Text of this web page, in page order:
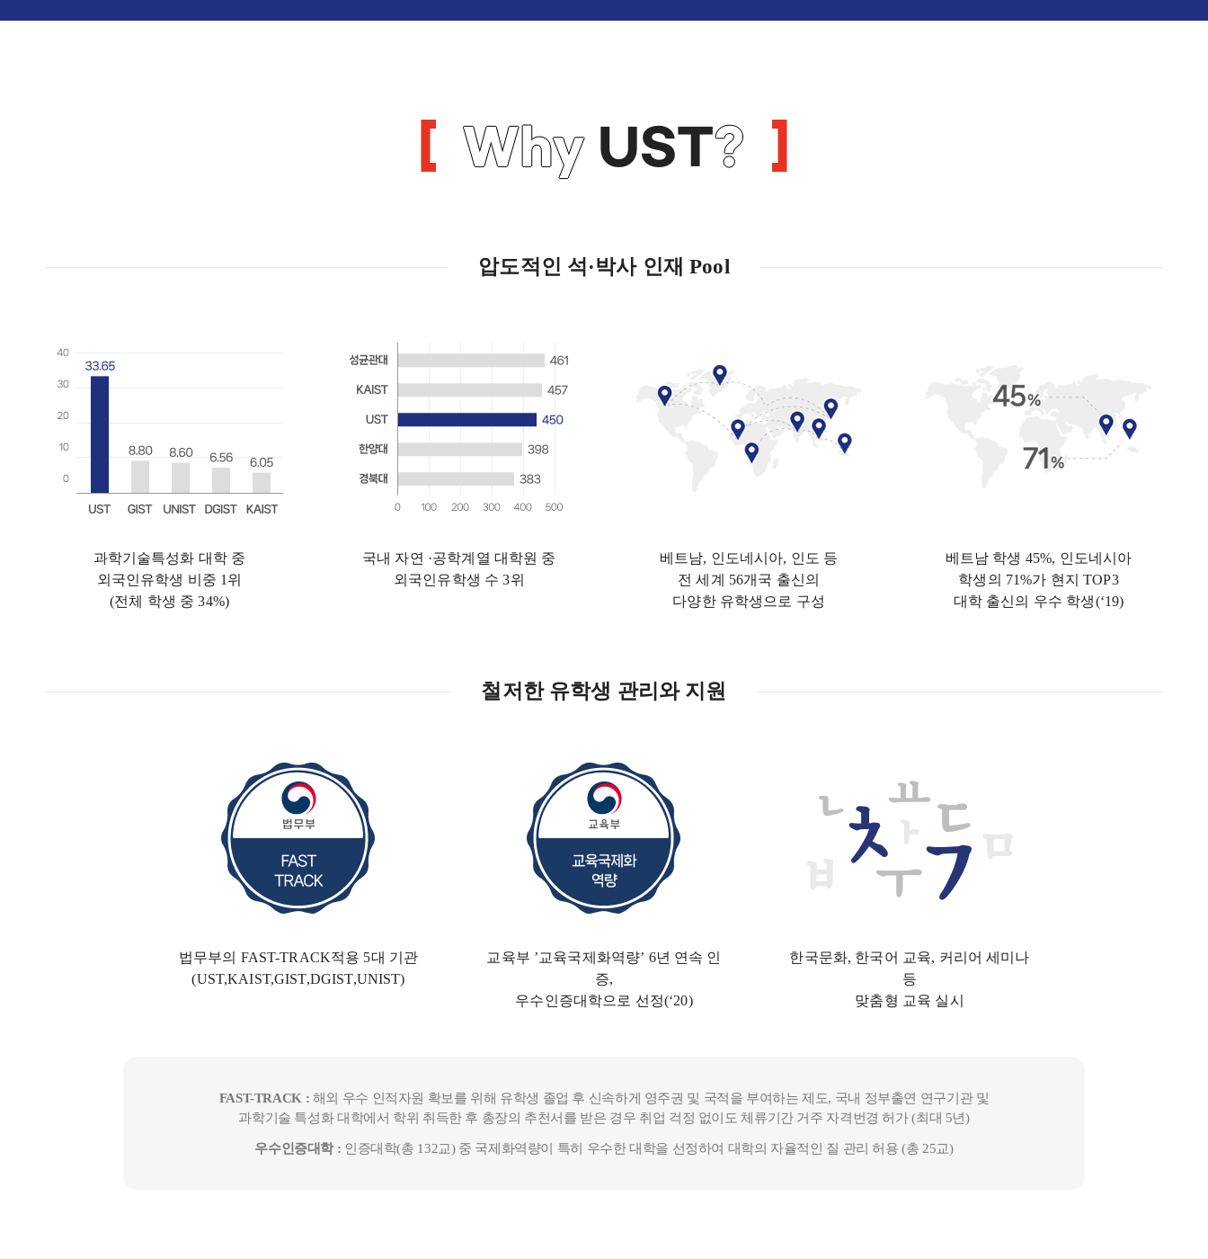
Why UST?
압도적인 석·박사 인재 Pool
과학기술특성화 대학 중
외국인유학생 비중 1위
(전체 학생 중 34%)
국내 자연 ·공학계열 대학원 중
외국인유학생 수 3위
베트남, 인도네시아, 인도 등
전 세계 56개국 출신의
다양한 유학생으로 구성
베트남 학생 45%, 인도네시아
학생의 71%가 현지 TOP3
대학 출신의 우수 학생(‘19)
철저한 유학생 관리와 지원
법무부의 FAST-TRACK적용 5대 기관
(UST,KAIST,GIST,DGIST,UNIST)
교육부 ’교육국제화역량’ 6년 연속 인
증,
우수인증대학으로 선정(‘20)
한국문화, 한국어 교육, 커리어 세미나
등
맞춤형 교육 실시
FAST-TRACK : 해외 우수 인적자원 확보를 위해 유학생 졸업 후 신속하게 영주권 및 국적을 부여하는 제도, 국내 정부출연 연구기관 및
과학기술 특성화 대학에서 학위 취득한 후 총장의 추천서를 받은 경우 취업 걱정 없이도 체류기간 거주 자격번경 허가 (최대 5년)
우수인증대학 : 인증대학(총 132교) 중 국제화역량이 특히 우수한 대학을 선정하여 대학의 자율적인 질 관리 허용 (총 25교)